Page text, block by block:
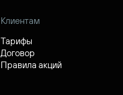
Клиентам
Тарифы
Договор
Правила акций